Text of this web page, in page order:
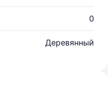
0
Деревянный